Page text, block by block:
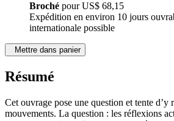
Broché pourUS$ 68,15
Expédition en environ 10 jours
internationale possible
Mettre dans panier
Résumé
Cet ouvrage pose une question et tente d’y
mouvements. La question : les réflexions